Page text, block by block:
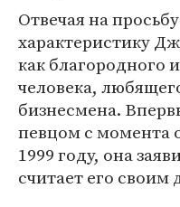
Отвечая на
характеристику
как благородного
человека,
бизнесмена.
певцом с момента
1999 году, она
считает его своим